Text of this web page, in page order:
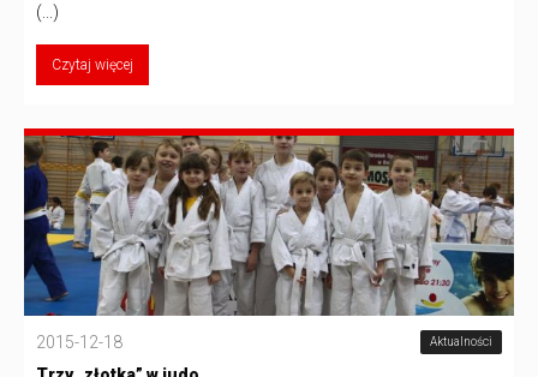
(...)
Czytaj więcej
2015-12-18 Aktualności